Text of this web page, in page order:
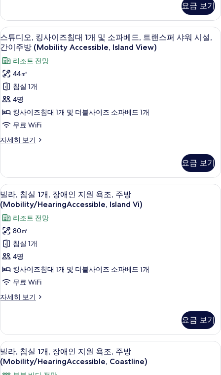
진
모
두
보
기
3
개,
주
방
(Coastline
view)
자
세
히
보
요금 보기
스
튜
디
오,
킹
사
이
즈
침
개
및
소
파
베
드,
트
랜
스
퍼
샤
시
설,
간
이
고급 침구, 오리/거위털 이불, 필로우
7
스튜디오, 킹사이즈침대 1개 및 소파베드, 트랜스퍼 샤워 시설,
간이주방 (Mobility Accessible, Island View)
리조트 전망
44㎡
침실 1개
4명
킹사이즈침대 1개 및 더블사이즈 소파베드 1개
무료 WiFi
자세히 보기
스
킹
사
이
즈
침
대
개
및
소
베
드,
랜
워
시
설,
간
요금 보기
빌
라,
침
실
개,
장
애
지
욕
조,
주
방
빌라, 침실 1개, 장애인 지원 욕조, 주
15
빌라, 침실 1개, 장애인 지원 욕조, 주방
(Mobility/HearingAccessible, Island Vi)
리조트 전망
80㎡
침실 1개
4명
킹사이즈침대 1개 및 더블사이즈 소파베드 1개
무료 WiFi
자세히 보기
빌
1
개,
장
애
인
요금 보기
빌
라,
침
고급 침구, 오리/거위털 이불, 필로우
10
빌라, 침실 1개, 장애인 지원 욕조, 주방
(Mobility/HearingAccessible, Coastline)